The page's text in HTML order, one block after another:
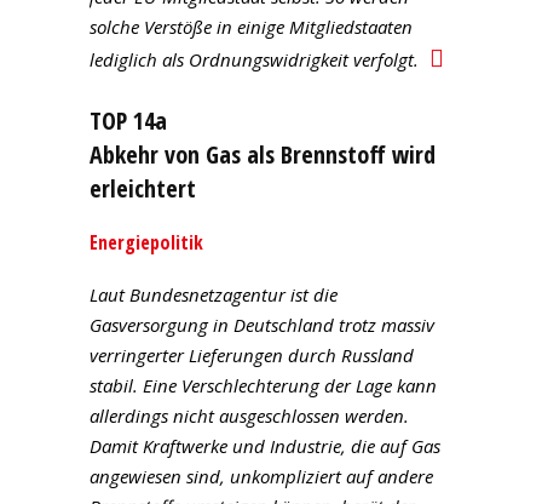
solche Verstöße in einige Mitgliedstaaten
lediglich als Ordnungswidrigkeit verfolgt.
TOP 14a
Abkehr von Gas als Brennstoff wird
erleichtert
Energiepolitik
Laut Bundesnetzagentur ist die
Gasversorgung in Deutschland trotz massiv
verringerter Lieferungen durch Russland
stabil. Eine Verschlechterung der Lage kann
allerdings nicht ausgeschlossen werden.
Damit Kraftwerke und Industrie, die auf Gas
angewiesen sind, unkompliziert auf andere